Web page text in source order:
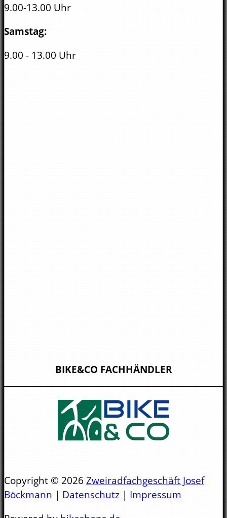
9.00-13.00 Uhr
Samstag:
9.00 - 13.00 Uhr
BIKE&CO FACHHÄNDLER
Copyright © 2026 Zweiradfachgeschäft Josef
Böckmann | Datenschutz | Impressum